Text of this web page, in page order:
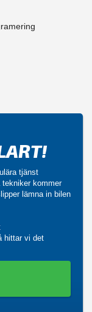
tjänst
tekniker kommer
lämna in bilen
hittar vi det